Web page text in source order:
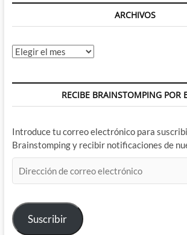
ARCHIVOS
Archivos
RECIBE BRAINSTOMPING POR
Introduce tu correo electrónico para
Brainstomping y recibir notificaciones de
de
electrónico
Suscribir